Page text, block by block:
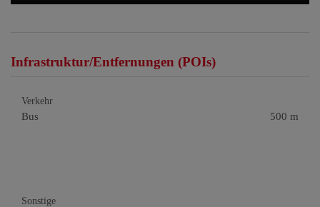
Infrastruktur/Entfernungen (POIs)
Verkehr
Bus 500 m
Sonstige